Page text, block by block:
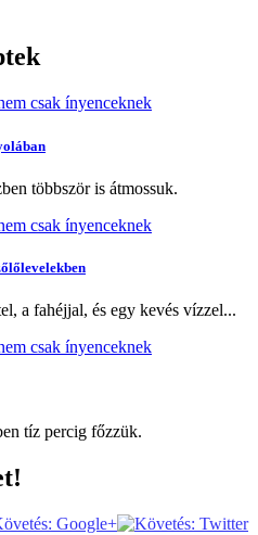
többször is átmossuk.
a fahéjjal, és egy kevés vízzel...
tíz percig főzzük.